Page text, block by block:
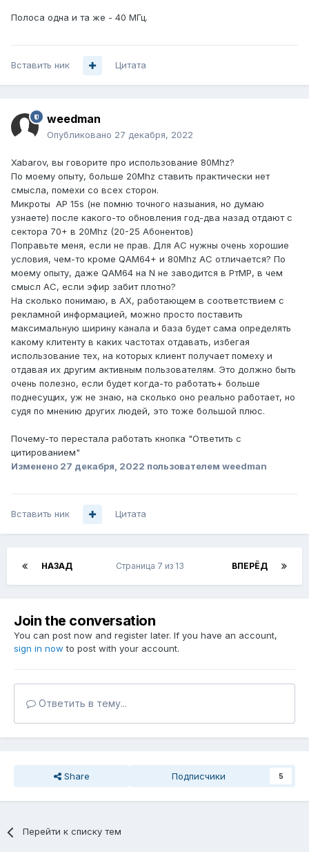
Полоса одна и та же - 40 МГц.
Вставить ник Цитата
weedman
Опубликовано 27 декабря, 2022
Xabarov, вы говорите про использование 80Mhz?
По моему опыту, больше 20Mhz ставить практически нет
смысла, помехи со всех сторон.
Микроты AP 15s (не помню точного назыания, но думаю
узнаете) после какого-то обновления год-два назад отдают с
сектора 70+ в 20Mhz (20-25 Абонентов)
Поправьте меня, если не прав. Для AC нужны очень хорошие
условия, чем-то кроме QAM64+ и 80Mhz AC отличается? По
моему опыту, даже QAM64 на N не заводится в РтМР, в чем
смысл АС, если эфир забит плотно?
На сколько понимаю, в АХ, работающем в соответствием с
рекламной информацией, можно просто поставить
максимальную ширину канала и база будет сама определять
какому клитенту в каких частотах отдавать, избегая
использование тех, на которых клиент получает помеху и
отдавая их другим активным пользователям. Это должно быть
очень полезно, если будет когда-то работать+ больше
поднесущих, уж не знаю, на сколько оно реально работает, но
судя по мнению других людей, это тоже большой плюс.
Почему-то перестала работать кнопка "Ответить с
цитированием"
Изменено 27 декабря, 2022 пользователем weedman
Вставить ник Цитата
НАЗАД ВПЕРЁД
Страница 7 из 13
Join the conversation
You can post now and register later. If you have an account,
sign in now to post with your account.
Ответить в тему...
Share Подписчики 5
Перейти к списку тем